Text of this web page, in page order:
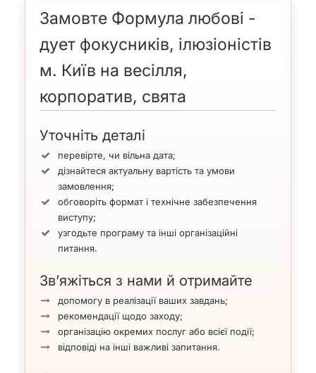
Замовте Формула любові -
дует фокусників, ілюзіоністів
м. Київ на весілля,
корпоратив, свята
Уточніть деталі
перевірте, чи вільна дата;
дізнайтеся актуальну вартість та умови
замовлення;
обговоріть формат і технічне забезпечення
виступу;
узгодьте програму та інші організаційні
питання.
Зв’яжіться з нами й отримайте
допомогу в реалізації ваших завдань;
рекомендації щодо заходу;
організацію окремих послуг або всієї події;
відповіді на інші важливі запитання.